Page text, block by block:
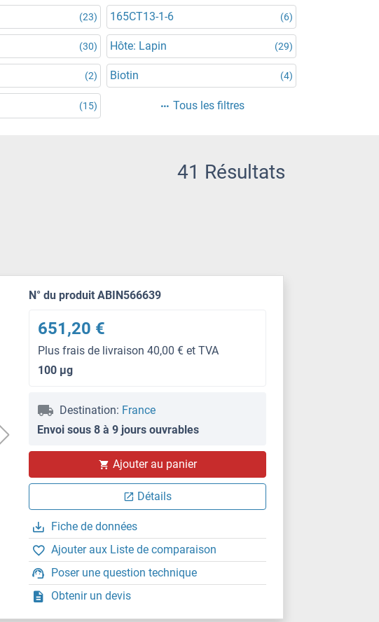
(23) 165CT13-1-6 (6)
(30) Hôte: Lapin (29)
(2) Biotin (4)
(15) Tous les filtres
41 Résultats
ELISA
N° du produit ABIN566639
651,20 €
Plus frais de livraison 40,00 € et TVA
100 μg
Destination: France
Envoi sous 8 à 9 jours ouvrables
Ajouter au panier
Détails
Fiche de données
Ajouter aux Liste de comparaison
Poser une question technique
Obtenir un devis